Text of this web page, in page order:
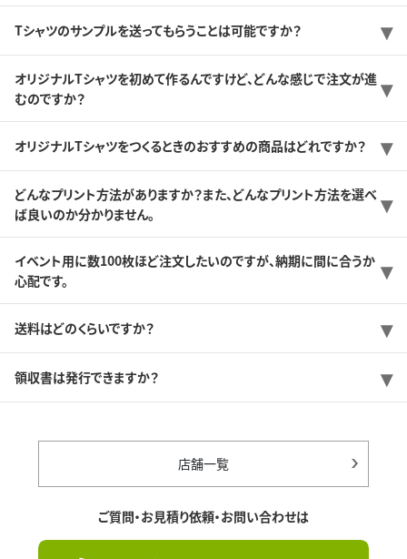
Tシャツのサンプルを送ってもらうことは可能ですか？
オリジナルTシャツを初めて作るんですけど、どんな感じで注文が進
むのですか？
オリジナルTシャツをつくるときのおすすめの商品はどれですか？
どんなプリント方法がありますか？また、どんなプリント方法を選べ
ば良いのか分かりません。
イベント用に数100枚ほど注文したいのですが、納期に間に合うか
心配です。
送料はどのくらいですか？
領収書は発行できますか？
店舗一覧
ご質問・お見積り依頼・お問い合わせは